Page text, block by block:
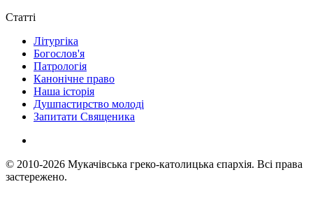
Статті
Літургіка
Богослов'я
Патрологія
Канонічне право
Наша історія
Душпастирство молоді
Запитати Священика
© 2010-2026 Мукачівська греко-католицька єпархія. Всі права
застережено.